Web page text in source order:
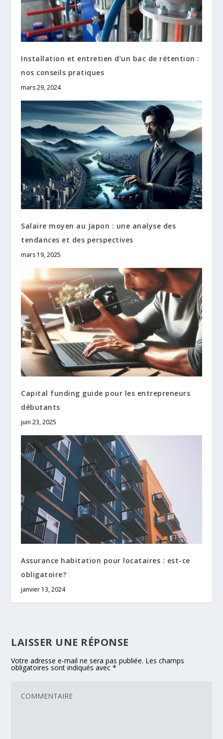
Installation et entretien d’un bac de rétention :
nos conseils pratiques
mars 29, 2024
Salaire moyen au Japon : une analyse des
tendances et des perspectives
mars 19, 2025
Capital funding guide pour les entrepreneurs
débutants
juin 23, 2025
Assurance habitation pour locataires : est-ce
obligatoire?
janvier 13, 2024
LAISSER UNE RÉPONSE
Votre adresse e-mail ne sera pas publiée. Les champs
obligatoires sont indiqués avec*